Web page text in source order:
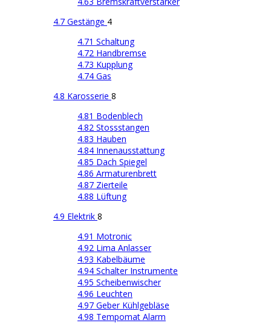
4.7 Gestänge 4
4.71 Schaltung
4.72 Handbremse
4.73 Kupplung
4.74 Gas
4.8 Karosserie 8
4.81 Bodenblech
4.82 Stossstangen
4.83 Hauben
4.84 Innenausstattung
4.85 Dach Spiegel
4.86 Armaturenbrett
4.87 Zierteile
4.88 Lüftung
4.9 Elektrik 8
4.91 Motronic
4.92 Lima Anlasser
4.93 Kabelbäume
4.94 Schalter Instrumente
4.95 Scheibenwischer
4.96 Leuchten
4.97 Geber Kühlgebläse
4.98 Tempomat Alarm